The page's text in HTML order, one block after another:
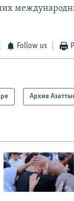
Follow us
Архив